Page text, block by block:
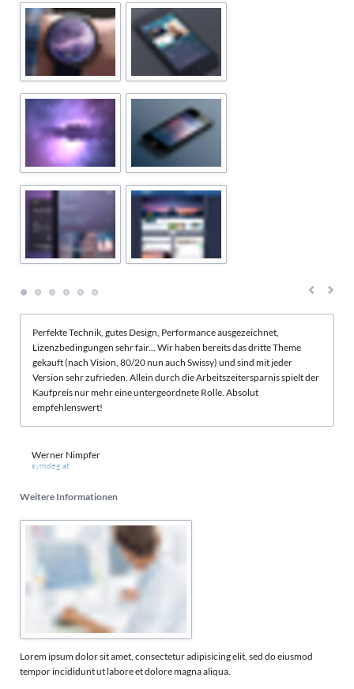
Perfekte Technik, gutes Design, Performance ausgezeichnet,
Lizenzbedingungen sehr fair... Wir haben bereits das dritte Theme
gekauft (nach Vision, 80/20 nun auch Swissy) und sind mit jeder
Version sehr zufrieden. Allein durch die Arbeitszeitersparnis spielt der
Kaufpreis nur mehr eine untergeordnete Rolle. Absolut
empfehlenswert!
Werner Nimpfer
symdeg.at
Weitere Informationen
Lorem ipsum dolor sit amet, consectetur adipisicing elit, sed do eiusmod
tempor incididunt ut labore et dolore magna aliqua.